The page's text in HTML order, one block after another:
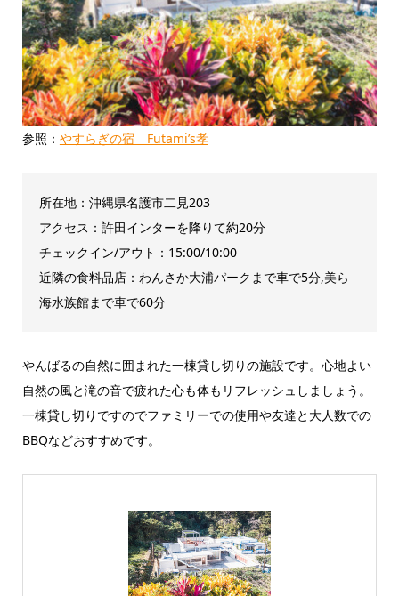
参照： やすらぎの宿 Futami’s孝
所在地：沖縄県名護市二見203
アクセス：許田インターを降りて約20分
チェックイン/アウト：15:00/10:00
近隣の食料品店：わんさか大浦パークまで車で5分,美ら
海水族館まで車で60分
やんばるの自然に囲まれた一棟貸し切りの施設です。心地よい
自然の風と滝の音で疲れた心も体もリフレッシュしましょう。
一棟貸し切りですのでファミリーでの使用や友達と大人数での
BBQなどおすすめです。